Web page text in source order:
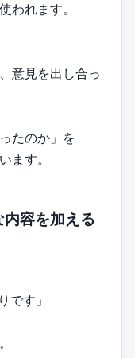
われます。
意見を出し合っ
たのか」を
ます。
内容を加える
です」